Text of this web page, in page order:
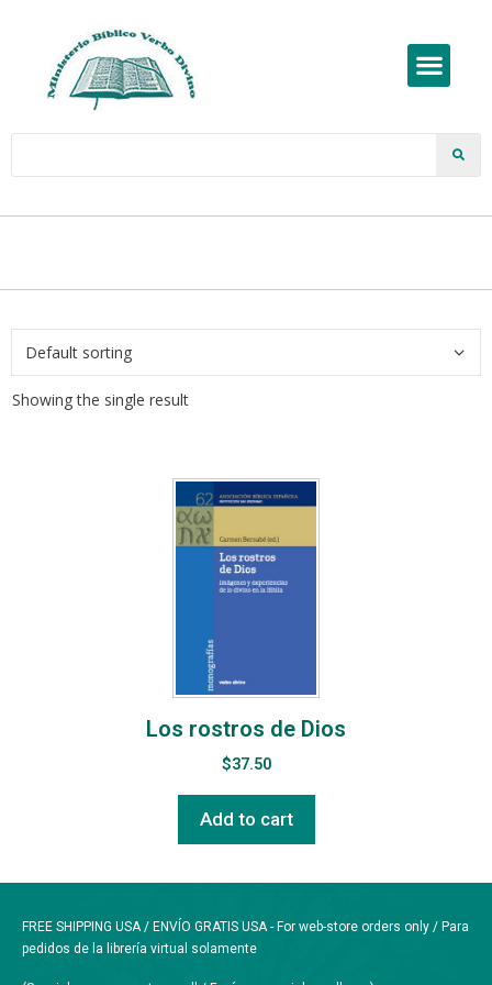
Showing the single result
Los rostros de Dios
$37.50
Add to cart
FREE SHIPPING USA / ENVÍO GRATIS USA - For web-store orders only / Para
pedidos de la librería virtual solamente